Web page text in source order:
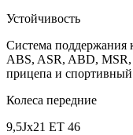
Устойчивость
Cистема поддержания
ABS, ASR, ABD, MSR,
прицепа и
Колеса передние
9,5Jx21 ET 46